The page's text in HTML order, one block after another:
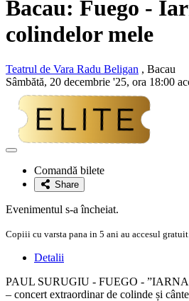
Bacau: Fuego -
colindelor mele
Teatrul de Vara Radu Beligan , Bacau
Sâmbătă, 20 decembrie '25, ora 18:00
Adaugă
favoriteComandă bilete
Share
Evenimentul s-a încheiat.
Copiii cu varsta pana in 5 ani au accesul gratuit.
Detalii
PAUL SURUGIU - FUEGO -
– concert extraordinar de colinde și